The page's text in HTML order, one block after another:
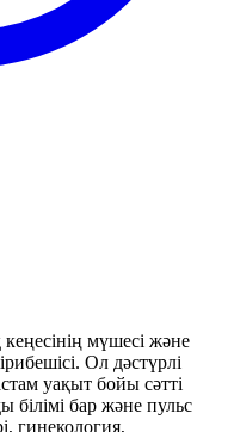
мүшесі және
Ол дәстүрлі
уақыт бойы сәтті
бар және пульс
гинекология,